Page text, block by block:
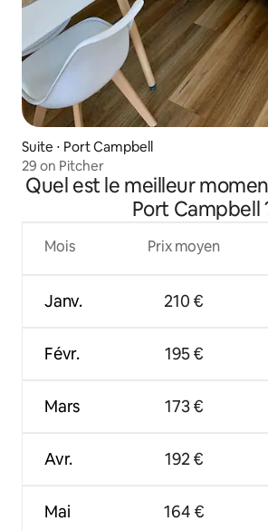
Suite ⋅ Port Campbell
29 on Pitcher
Quel est le meilleur
Port Campbell
Mois
Janv.
Févr.
Mars
Avr.
Mai
Prix moyen
210 €
195 €
173 €
192 €
164 €